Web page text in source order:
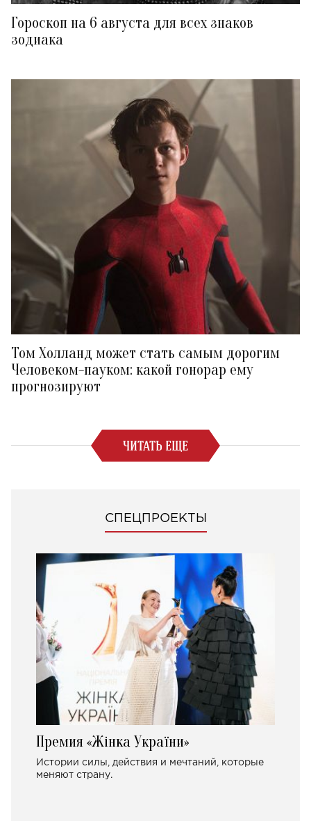
Гороскоп на 6 августа для всех знаков
зодиака
Том Холланд может стать самым дорогим
Человеком-пауком: какой гонорар ему
прогнозируют
ЧИТАТЬ ЕЩЕ
СПЕЦПРОЕКТЫ
Премия «Жінка України»
Истории силы, действия и мечтаний, которые
меняют страну.